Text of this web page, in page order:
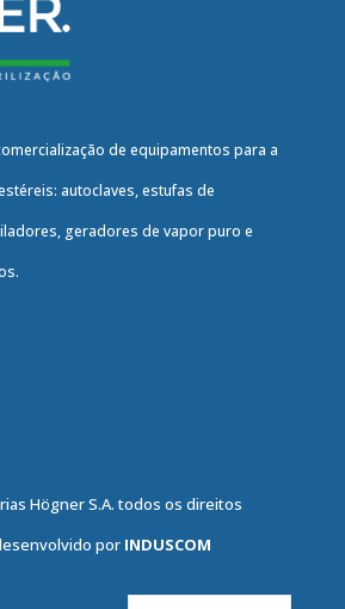
de equipamentos para a
autoclaves, estufas de
geradores de vapor puro e
Högner S.A. todos os direitos
por INDUSCOM